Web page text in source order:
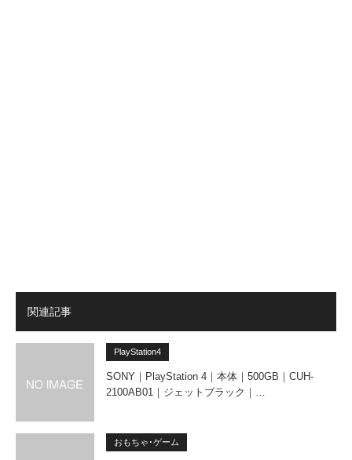
関連記事
PlayStation4
SONY｜PlayStation 4｜本体｜500GB｜CUH-
2100AB01｜ジェットブラック｜…
おもちゃ･ゲーム